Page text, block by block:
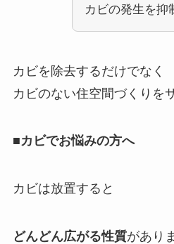
カビの発生を抑
カビを除去するだけでなく
カビのない住空間づくりを
■カビでお悩みの方へ
カビは放置すると
どんどん広がる性質があり